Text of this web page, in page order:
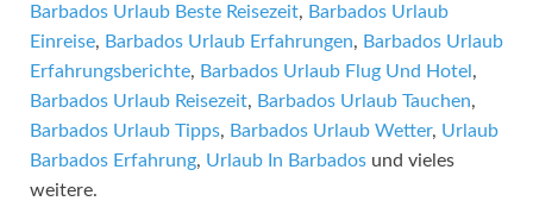
Barbados Urlaub Beste Reisezeit, Barbados Urlaub
Einreise, Barbados Urlaub Erfahrungen, Barbados Urlaub
Erfahrungsberichte, Barbados Urlaub Flug Und Hotel ,
Barbados Urlaub Reisezeit, Barbados Urlaub Tauchen,
Barbados Urlaub Tipps, Barbados Urlaub Wetter, Urlaub
Barbados Erfahrung, Urlaub In Barbados und vieles
weitere.